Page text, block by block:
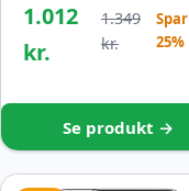
1.012
kr.
1.349
kr.
Spar
25%
Se produkt →